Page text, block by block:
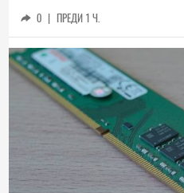
0 | ПРЕДИ 1 Ч.